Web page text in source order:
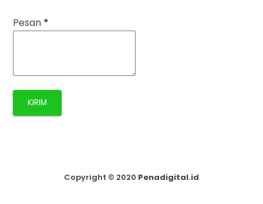
Pesan *
Copyright © 2020 Penadigital.id